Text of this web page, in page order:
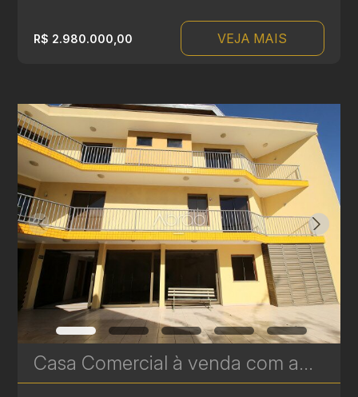
R$ 2.980.000,00 VEJA MAIS
Casa Comercial à venda com amplo terreno de 528 m² no Seminário, Curitiba | Ref. 1814